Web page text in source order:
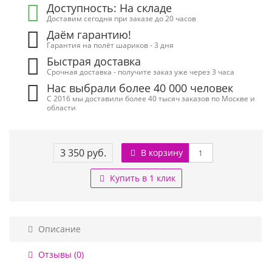
Доступность: На складе
Доставим сегодня при заказе до 20 часов
Даём гарантию!
Гарантия на полёт шариков - 3 дня
Быстрая доставка
Срочная доставка - получите заказ уже через 3 часа
Нас выбрали более 40 000 человек
С 2016 мы доставили более 40 тысяч заказов по Москве и
области
3 350 руб. В корзину
Купить в 1 клик
Описание
Отзывы (0)